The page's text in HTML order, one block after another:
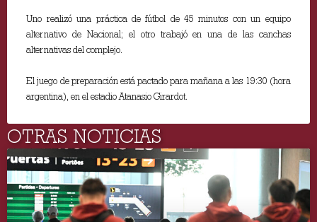
Uno realizó una práctica de fútbol de 45 minutos con un equipo
alternativo de Nacional; el otro trabajó en una de las canchas
alternativas del complejo.
El juego de preparación está pactado para mañana a las 19:30 (hora
argentina), en el estadio Atanasio Girardot.
OTRAS NOTICIAS